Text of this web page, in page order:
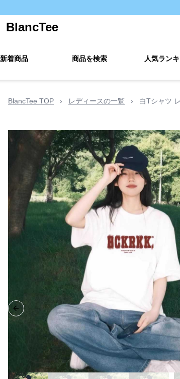
BlancTee
新着商品 商品を検索 人気ラン
BlancTee TOP › レディースの一覧 › 白Tシャツ
Previous slide